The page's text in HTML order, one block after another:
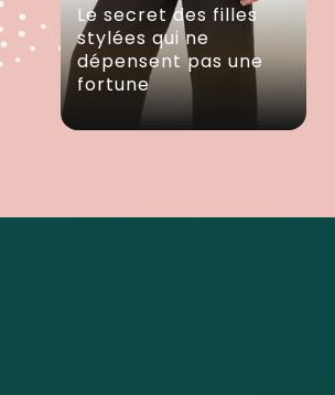
Le secret des filles
stylées qui ne
dépensent pas une
fortune